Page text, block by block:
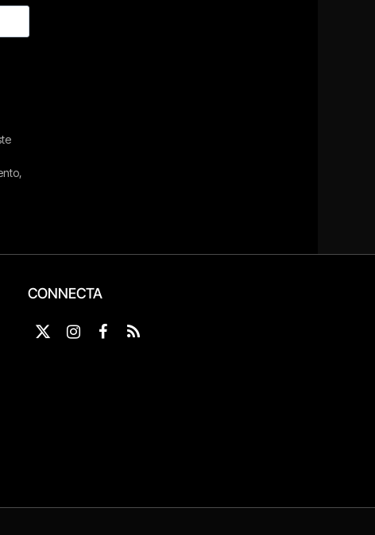
CONNECTA
X
InstagramFacebook
RSS